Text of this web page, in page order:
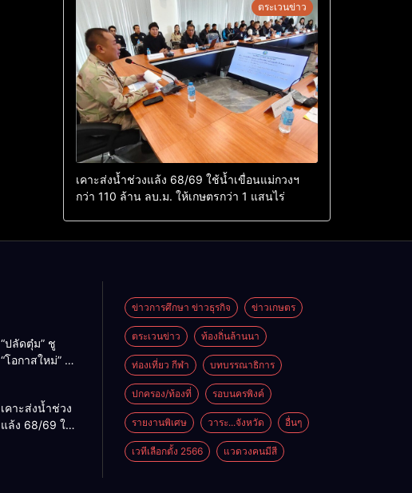
ตระเวนข่าว
เคาะส่งน้ำช่วงแล้ง 68/69 ใช้น้ำเขื่อนแม่กวงฯ
กว่า 110 ล้าน ลบ.ม. ให้เกษตรกว่า 1 แสนไร่
“ปลัดตุ๋ม” ชู
“โอกาสใหม่” นำ
ไม่ใช่เล่น
การเมือง
เคาะส่งน้ำช่วง
แล้ง 68/69 ใช้
ข่าวการศึกษา ข่าวธุรกิจ ข่าวเกษตร
ตระเวนข่าว ท้องถิ่นล้านนา
ท่องเที่ยว กีฬา บทบรรณาธิการ
ปกครอง/ท้องที่ รอบนครพิงค์
รายงานพิเศษ วาระ...จังหวัด อื่นๆ
เวทีเลือกตั้ง 2566 แวดวงคนมีสี